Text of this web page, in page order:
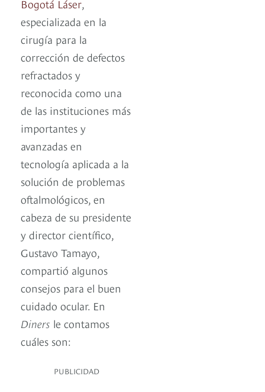
Bogotá Láser,
especializada en la
cirugía para la
corrección de defectos
refractados y
reconocida como una
de las instituciones más
importantes y
avanzadas en
tecnología aplicada a la
solución de problemas
oftalmológicos, en
cabeza de su presidente
y director científico,
Gustavo Tamayo,
compartió algunos
consejos para el buen
cuidado ocular. En
Diners le contamos
cuáles son:
PUBLICIDAD